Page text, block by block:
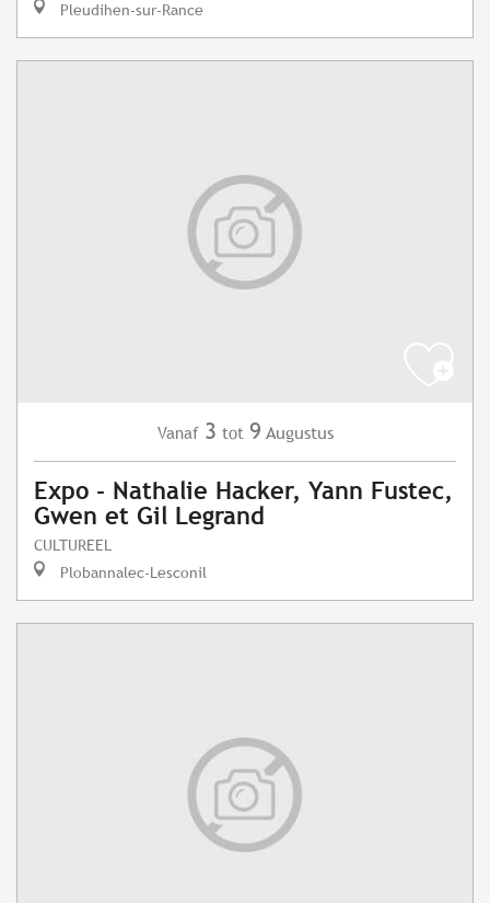
Pleudihen-sur-Rance
Vanaf 3 tot 9 Augustus
Expo - Nathalie Hacker, Yann Fustec,
Gwen et Gil Legrand
CULTUREEL
Plobannalec-Lesconil